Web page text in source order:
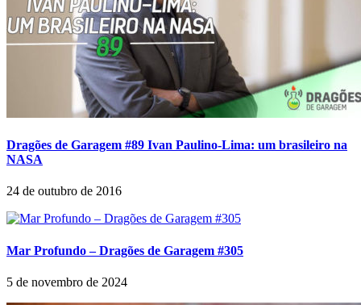
Dragões de Garagem #89 Ivan Paulino-Lima: um brasileiro na
NASA
24 de outubro de 2016
Mar Profundo – Dragões de Garagem #305
5 de novembro de 2024